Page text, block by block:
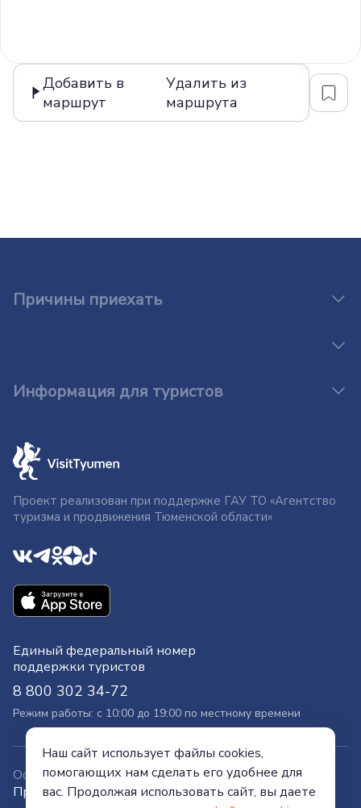
Добавить в
маршрут
Удалить из
маршрута
Причины приехать
Информация для туристов
Проект реализован при поддержке ГАУ ТО «Агентство
туризма и продвижения Тюменской области»
Единый федеральный номер
поддержки туристов
8 800 302 34-72
Режим работы: с 10:00 до 19:00 по местному времени
Официальный сайт
Правительства Тюменской области
Наш сайт использует файлы cookies,
помогающих нам сделать его удобнее для
вас. Продолжая использовать сайт, вы даете